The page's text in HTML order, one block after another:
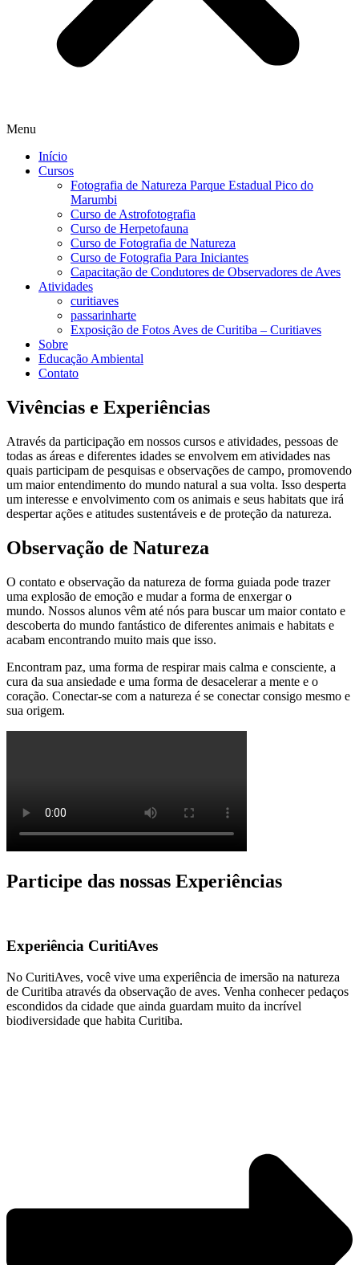
Menu
Início
Cursos
Fotografia de Natureza Parque Estadual Pico do
Marumbi
Curso de Astrofotografia
Curso de Herpetofauna
Curso de Fotografia de Natureza
Curso de Fotografia Para Iniciantes
Capacitação de Condutores de Observadores de Aves
Atividades
curitiaves
passarinharte
Exposição de Fotos Aves de Curitiba – Curitiaves
Sobre
Educação Ambiental
Contato
Vivências e Experiências
Através da participação em nossos cursos e atividades, pessoas de
todas as áreas e diferentes idades se envolvem em atividades nas
quais participam de pesquisas e observações de campo, promovendo
um maior entendimento do mundo natural a sua volta. Isso desperta
um interesse e envolvimento com os animais e seus habitats que irá
despertar ações e atitudes sustentáveis e de proteção da natureza.
Observação de Natureza
O contato e observação da natureza de forma guiada pode trazer
uma explosão de emoção e mudar a forma de enxergar o
mundo. Nossos alunos vêm até nós para buscar um maior contato e
descoberta do mundo fantástico de diferentes animais e habitats e
acabam encontrando muito mais que isso.
Encontram paz, uma forma de respirar mais calma e consciente, a
cura da sua ansiedade e uma forma de desacelerar a mente e o
coração. Conectar-se com a natureza é se conectar consigo mesmo e
sua origem.
Participe das nossas Experiências
Experiência CuritiAves
No CuritiAves, você vive uma experiência de imersão na natureza
de Curitiba através da observação de aves. Venha conhecer pedaços
escondidos da cidade que ainda guardam muito da incrível
biodiversidade que habita Curitiba. ​